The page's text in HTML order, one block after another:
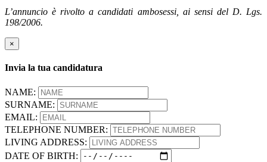
L’annuncio è rivolto a candidati ambosessi, ai sensi del D. Lgs.
198/2006.
×
Invia la tua candidatura
NAME:
SURNAME:
EMAIL:
TELEPHONE NUMBER:
LIVING ADDRESS:
DATE OF BIRTH: